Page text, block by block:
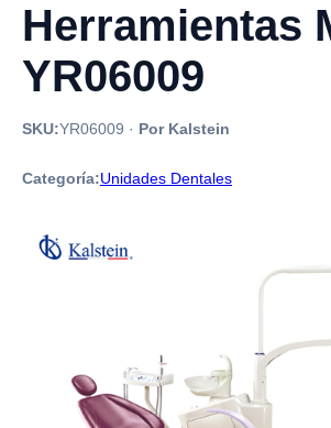
Herramientas
YR06009
SKU:YR06009 · Por Kalstein
Categoría:Unidades Dentales